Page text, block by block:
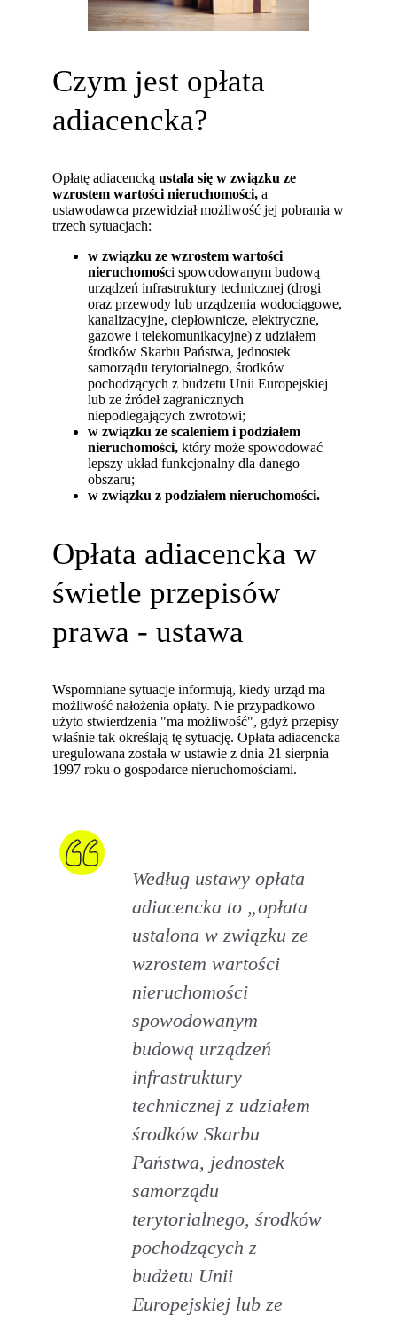
Czym jest opłata
adiacencka?
Opłatę adiacenckąustala się w związku ze
wzrostem wartości nieruchomości, a
ustawodawca przewidział możliwość jej pobrania w
trzech sytuacjach:
w związku ze wzrostem wartości
nieruchomości spowodowanym budową
urządzeń infrastruktury technicznej (drogi
oraz przewody lub urządzenia wodociągowe,
kanalizacyjne, ciepłownicze, elektryczne,
gazowe i telekomunikacyjne) z udziałem
środków Skarbu Państwa, jednostek
samorządu terytorialnego, środków
pochodzących z budżetu Unii Europejskiej
lub ze źródeł zagranicznych
niepodlegających zwrotowi;
w związku ze scaleniem i podziałem
nieruchomości, który może spowodować
lepszy układ funkcjonalny dla danego
obszaru;
w związku z podziałem nieruchomości.
Opłata adiacencka w
świetle przepisów
prawa - ustawa
Wspomniane sytuacje informują, kiedy urząd ma
możliwość nałożenia opłaty. Nie przypadkowo
użyto stwierdzenia "ma możliwość", gdyż przepisy
właśnie tak określają tę sytuację. Opłata adiacencka
uregulowana została w ustawie z dnia 21 sierpnia
1997 roku o gospodarce nieruchomościami.
Według ustawy opłata
adiacencka to„opłata
ustalona w związku ze
wzrostem wartości
nieruchomości
spowodowanym
budową urządzeń
infrastruktury
technicznej z udziałem
środków Skarbu
Państwa, jednostek
samorządu
terytorialnego, środków
pochodzących z
budżetu Unii
Europejskiej lub ze